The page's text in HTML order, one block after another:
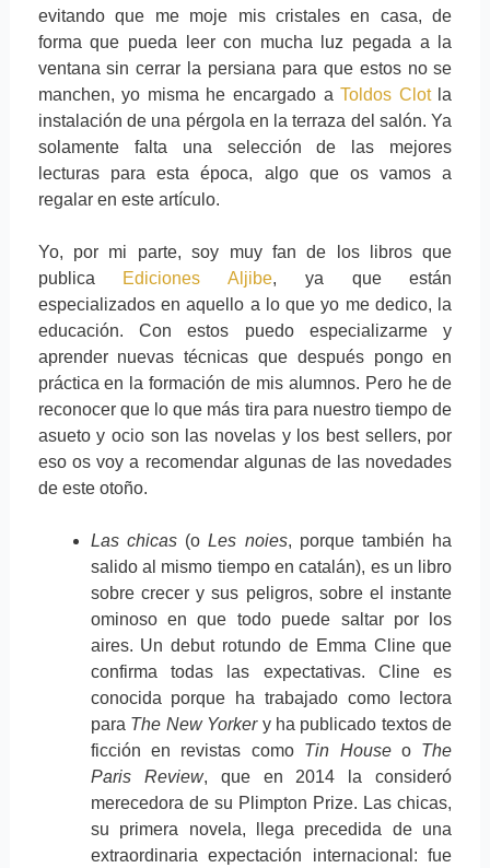
evitando que me moje mis cristales en casa, de
forma que pueda leer con mucha luz pegada a la
ventana sin cerrar la persiana para que estos no se
manchen, yo misma he encargado aToldos Clotla
instalación de una pérgola en la terraza del salón. Ya
solamente falta una selección de las mejores
lecturas para esta época, algo que os vamos a
regalar en este artículo.
Yo, por mi parte, soy muy fan de los libros que
publica Ediciones Aljibe, ya que están
especializados en aquello a lo que yo me dedico, la
educación. Con estos puedo especializarme y
aprender nuevas técnicas que después pongo en
práctica en la formación de mis alumnos. Pero he de
reconocer que lo que más tira para nuestro tiempo de
asueto y ocio son las novelas y los best sellers, por
eso os voy a recomendar algunas de las novedades
de este otoño.
Las chicas(oLes noies, porque también ha
salido al mismo tiempo en catalán), es un libro
sobre crecer y sus peligros, sobre el instante
ominoso en que todo puede saltar por los
aires. Un debut rotundo de Emma Cline que
confirma todas las expectativas. Cline es
conocida porque ha trabajado como lectora
para The New Yorkery ha publicado textos de
ficción en revistas como Tin Houseo The
Paris Review, que en 2014 la consideró
merecedora de su Plimpton Prize. Las chicas,
su primera novela, llega precedida de una
extraordinaria expectación internacional: fue